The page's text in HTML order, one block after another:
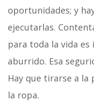
oportunidades; y
ejecutarlas.
para toda la vida
aburrido. Esa
Hay que tirarse a la
la ropa.